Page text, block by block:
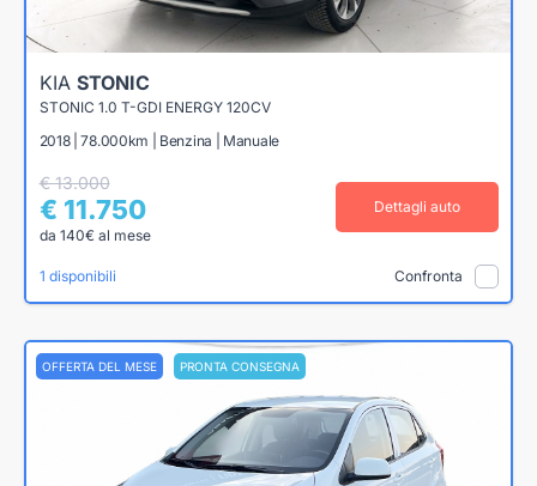
KIA STONIC
STONIC 1.0 T-GDI ENERGY 120CV
2018 | 78.000km | Benzina | Manuale
€ 13.000
€ 11.750
da 140€ al mese
Dettagli auto
1 disponibili Confronta
OFFERTA DEL MESE PRONTA CONSEGNA